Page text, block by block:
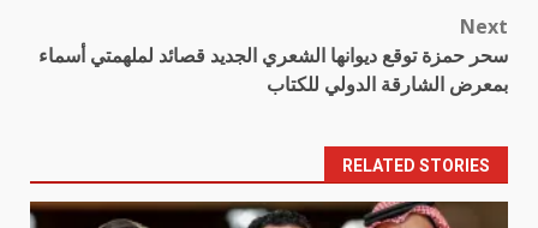
Next
سحر حمزة توقع ديوانها الشعري الجديد قصائد لملهمتي أسماء
بمعرض الشارقة الدولي للكتاب
RELATED STORIES